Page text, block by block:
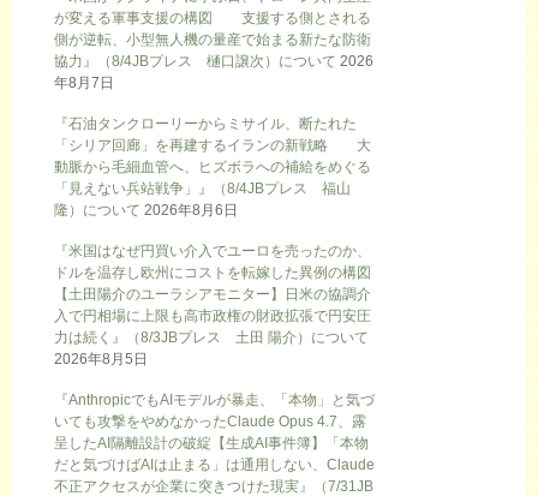
が変える軍事支援の構図 支援する側とされる
側が逆転、小型無人機の量産で始まる新たな防衛
協力』（8/4JBプレス 樋口譲次）について 2026
年8月7日
『石油タンクローリーからミサイル、断たれた
「シリア回廊」を再建するイランの新戦略 大
動脈から毛細血管へ、ヒズボラへの補給をめぐる
「見えない兵站戦争」』（8/4JBプレス 福山
隆）について 2026年8月6日
『米国はなぜ円買い介入でユーロを売ったのか、
ドルを温存し欧州にコストを転嫁した異例の構図
【土田陽介のユーラシアモニター】日米の協調介
入で円相場に上限も高市政権の財政拡張で円安圧
力は続く』（8/3JBプレス 土田 陽介）について
2026年8月5日
『AnthropicでもAIモデルが暴走、「本物」と気づ
いても攻撃をやめなかったClaude Opus 4.7、露
呈したAI隔離設計の破綻【生成AI事件簿】「本物
だと気づけばAIは止まる」は通用しない、Claude
不正アクセスが企業に突きつけた現実』（7/31JB